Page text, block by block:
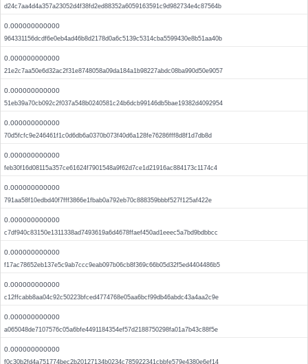
d24c7aa4d4a357a23052d4f38fd2ed88352a6059163591c9d982734e4c87564b
0.000000000000
964331156dcdf6e0eb4ad46b8d2178d0a6c5139c5314cba5599430e8b51aa40b
0.000000000000
21e2c7aa50e6d32ac2f31e8748058a09da184a1b98227abdc08ba990d50e9057
0.000000000000
51eb39a70cb092c2f037a548b0240581c24b6dcb99146db5bae19382d4092954
0.000000000000
70d5fcfc9e246461f1c0d6db6a0370b073f40d6a128fe76286fff8d8f1d7db8d
0.000000000000
feb30f16d08115a357ce61624f7901548a9f62d7ce1d21916ac884173c1174c4
0.000000000000
791aa58f10edbd40f7fff3866e1fbab0a792eb70c888359bbbf527f125af422e
0.000000000000
c7df940c83150e1311338ad7493619a6d4678ffaef450ad1eeec5a7bd9bdbbcc
0.000000000000
f17ac78652eb137e5c9ab7ccc9eab097b06cb8f369c66b05d32f5ed4404486b5
0.000000000000
c12ffcabb8aa04c92c50223bfced4774768e05aa6bcf99db46abdc43a4aa2c9e
0.000000000000
a065048de7107576c05a6bfe4491184354ef57d2188750298fa01a7b43c88f5e
0.000000000000
f0c30b2fd4a751774bec2b20127134b0234c785922341cbbfe579e4380e6ef14